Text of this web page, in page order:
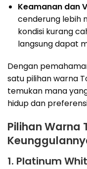
Keamanan dan
cenderung lebih
kondisi kurang
langsung dapat
Dengan
satu pilihan warna
temukan mana
hidup dan
Pilihan Warna
1. Platinum